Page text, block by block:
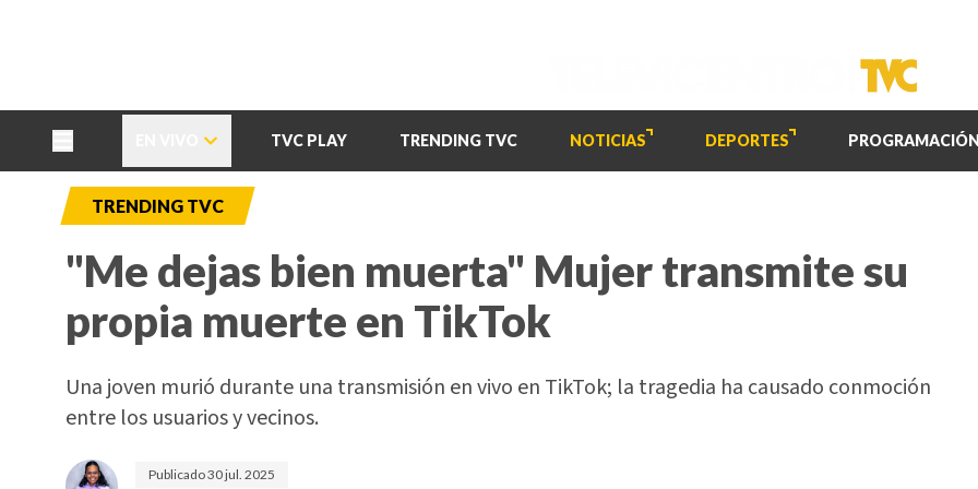
TVC PLAY TRENDING TVC NOTICIAS DEPORTES PROGRAMACIÓN
TRENDING TVC
"Me dejas bien muerta" Mujer transmite su
propia muerte en TikTok
Una joven murió durante una transmisión en vivo en TikTok; la tragedia ha causado conmoción
entre los usuarios y vecinos.
Publicado30 jul. 2025